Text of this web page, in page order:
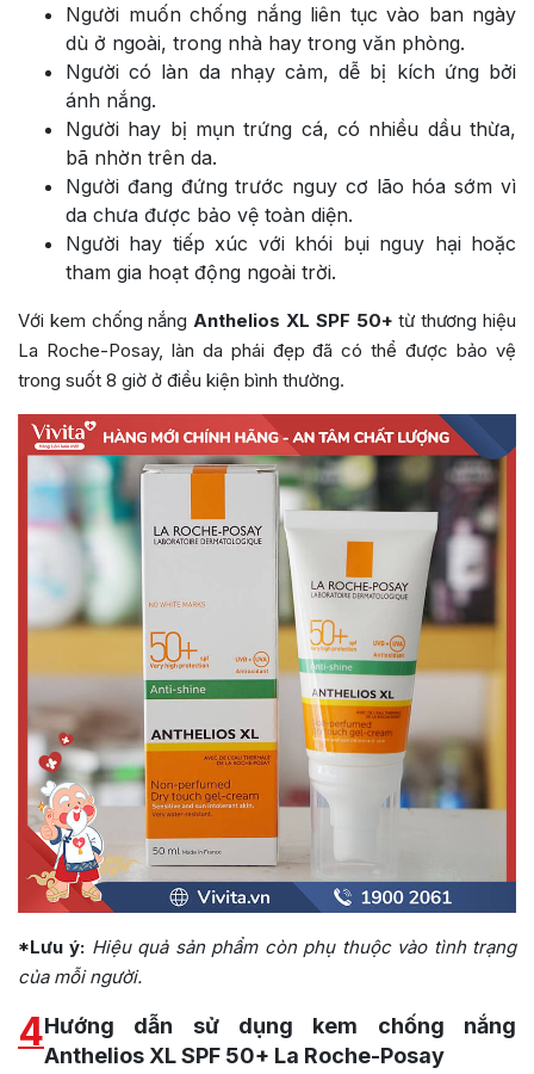
Người muốn chống nắng liên tục vào ban ngày
dù ở ngoài, trong nhà hay trong văn phòng.
Người có làn da nhạy cảm, dễ bị kích ứng bởi
ánh nắng.
Người hay bị mụn trứng cá, có nhiều dầu thừa,
bã nhờn trên da.
Người đang đứng trước nguy cơ lão hóa sớm vì
da chưa được bảo vệ toàn diện.
Người hay tiếp xúc với khói bụi nguy hại hoặc
tham gia hoạt động ngoài trời.
Với kem chống nắngAnthelios XL SPF 50+ từ thương hiệu
La Roche-Posay, làn da phái đẹp đã có thể được bảo vệ
trong suốt 8 giờ ở điều kiện bình thường.
*Lưu ý: Hiệu quả sản phẩm còn phụ thuộc vào tình trạng
của mỗi người.
4Hướng dẫn sử dụng kem chống nắng
Anthelios XL SPF 50+ La Roche-Posay